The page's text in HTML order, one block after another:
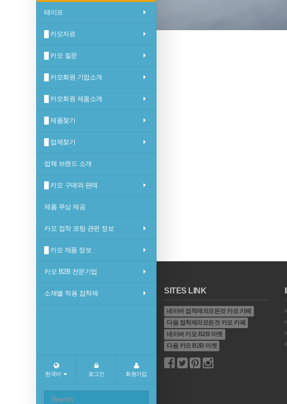
테이프
█ 카모자료
█ 카모 질문
█ 카모회원 기업소개
█ 카모회원 제품소개
█ 제품찾기
█ 업체찾기
업체 브랜드 소개
█ 카모 구매와 판매
제품 무상 제공
카모 접착 코팅 관련 정보
█ 카모 제품 정보
카모 B2B 전문기업
소재별 적용 접착제
한국어 로그인 회원가입
SITES LINK
네이버 접착제의모든것 카모 카페
다음 접착제의모든것 카모 카페
네이버 카모 B2B 마켓
다음 카모 B2B 마켓